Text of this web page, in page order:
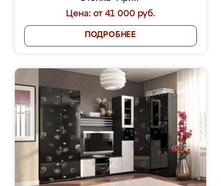
Цена: от 41 000 руб.
ПОДРОБНЕЕ